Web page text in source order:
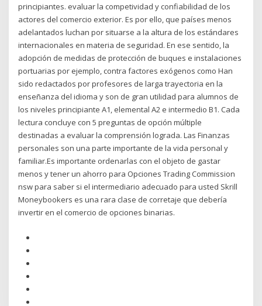
principiantes. evaluar la competividad y confiabilidad de los
actores del comercio exterior. Es por ello, que países menos
adelantados luchan por situarse a la altura de los estándares
internacionales en materia de seguridad. En ese sentido, la
adopción de medidas de protección de buques e instalaciones
portuarias por ejemplo, contra factores exógenos como Han
sido redactados por profesores de larga trayectoria en la
enseñanza del idioma y son de gran utilidad para alumnos de
los niveles principiante A1, elemental A2 e intermedio B1. Cada
lectura concluye con 5 preguntas de opción múltiple
destinadas a evaluar la comprensión lograda. Las Finanzas
personales son una parte importante de la vida personal y
familiar.Es importante ordenarlas con el objeto de gastar
menos y tener un ahorro para Opciones Trading Commission
nsw para saber si el intermediario adecuado para usted Skrill
Moneybookers es una rara clase de corretaje que debería
invertir en el comercio de opciones binarias.